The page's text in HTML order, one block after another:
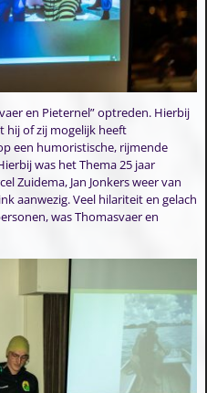
en Pieternel” optreden. Hierbij
hij of zij mogelijk heeft
een humoristische, rijmende
was het Thema 25 jaar
Zuidema, Jan Jonkers weer van
aanwezig. Veel hilariteit en gelach
was Thomasvaer en